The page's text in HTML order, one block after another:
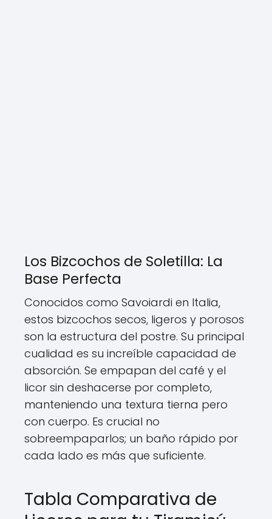
Los Bizcochos de Soletilla: La
Base Perfecta
Conocidos como Savoiardi en Italia,
estos bizcochos secos, ligeros y porosos
son la estructura del postre. Su principal
cualidad es su increíble capacidad de
absorción. Se empapan del café y el
licor sin deshacerse por completo,
manteniendo una textura tierna pero
con cuerpo. Es crucial no
sobreempaparlos; un baño rápido por
cada lado es más que suficiente.
Tabla Comparativa de